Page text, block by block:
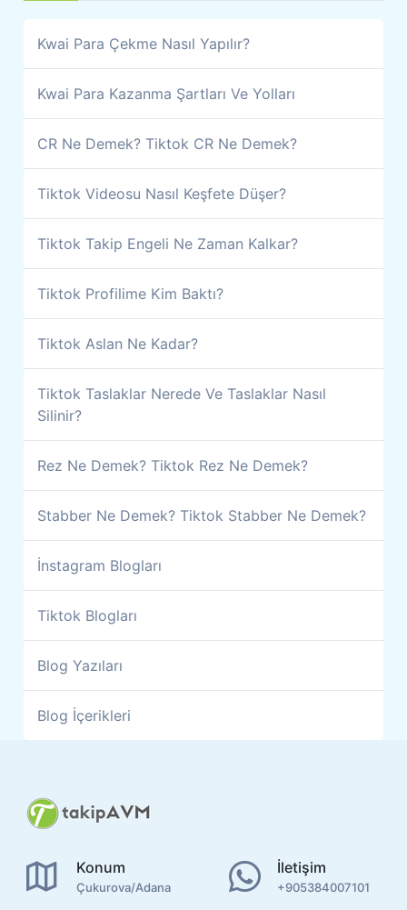
Kwai Para Çekme Nasıl Yapılır?
Kwai Para Kazanma Şartları Ve Yolları
CR Ne Demek? Tiktok CR Ne Demek?
Tiktok Videosu Nasıl Keşfete Düşer?
Tiktok Takip Engeli Ne Zaman Kalkar?
Tiktok Profilime Kim Baktı?
Tiktok Aslan Ne Kadar?
Tiktok Taslaklar Nerede Ve Taslaklar Nasıl
Silinir?
Rez Ne Demek? Tiktok Rez Ne Demek?
Stabber Ne Demek? Tiktok Stabber Ne Demek?
İnstagram Blogları
Tiktok Blogları
Blog Yazıları
Blog İçerikleri
Konum
Çukurova/Adana
İletişim
+905384007101